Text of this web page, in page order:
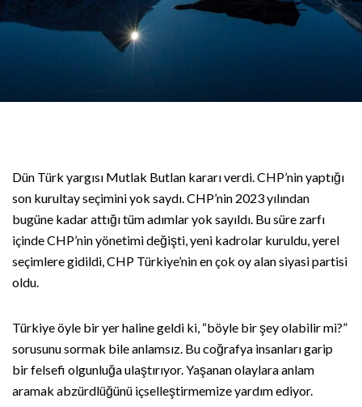
Dün Türk yargısı Mutlak Butlan kararı verdi. CHP’nin yaptığı
son kurultay seçimini yok saydı. CHP’nin 2023 yılından
bugüne kadar attığı tüm adımlar yok sayıldı. Bu süre zarfı
içinde CHP’nin yönetimi değişti, yeni kadrolar kuruldu, yerel
seçimlere gidildi, CHP Türkiye’nin en çok oy alan siyasi partisi
oldu.
Türkiye öyle bir yer haline geldi ki, “böyle bir şey olabilir mi?”
sorusunu sormak bile anlamsız. Bu coğrafya insanları garip
bir felsefi olgunluğa ulaştırıyor. Yaşanan olaylara anlam
aramak abzürdlüğünü içselleştirmemize yardım ediyor.